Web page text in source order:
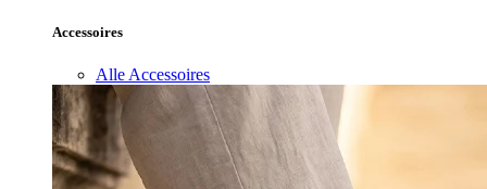
Accessoires
Alle Accessoires